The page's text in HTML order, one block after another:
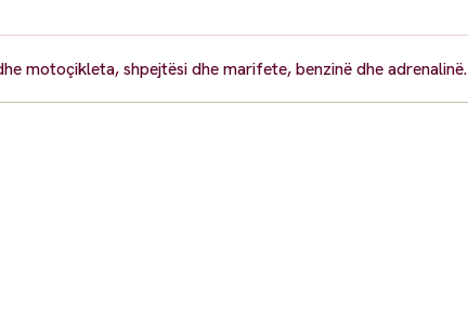
motoçikleta, shpejtësi dhe marifete, benzinë dhe adrenalinë.